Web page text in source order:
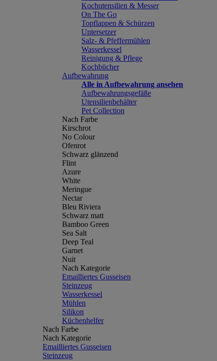
Kochutensilien & Messer
On The Go
Topflappen & Schürzen
Untersetzer
Salz- & Pfeffermühlen
Wasserkessel
Reinigung & Pflege
Kochbücher
Aufbewahrung
Alle in Aufbewahrung ansehen
Aufbewahrungsgefäße
Utensilienbehälter
Pet Collection
Nach Farbe
Kirschrot
No Colour
Ofenrot
Schwarz glänzend
Flint
Azure
White
Meringue
Nectar
Bleu Riviera
Schwarz matt
Bamboo Green
Sea Salt
Deep Teal
Garnet
Nuit
Nach Kategorie
Emailliertes Gusseisen
Steinzeug
Wasserkessel
Mühlen
Silikon
Küchenhelfer
Nach Farbe
Nach Kategorie
Emailliertes Gusseisen
Steinzeug